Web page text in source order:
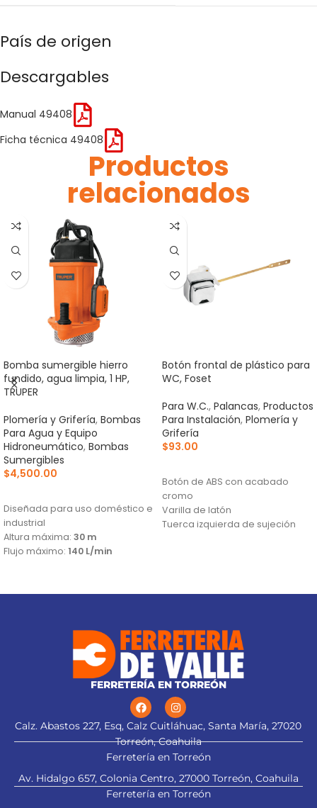
País de origen
Descargables
Manual 49408
Ficha técnica 49408
Productos
relacionados
Bomba sumergible hierro
fundido, agua limpia, 1 HP,
TRUPER
Plomería y Grifería, Bombas
Para Agua y Equipo
Hidroneumático, Bombas
Sumergibles
$4,500.00
Diseñada para uso doméstico e
industrial
Altura máxima: 30 m
Flujo máximo: 140 L/min
Botón frontal de plástico para
WC, Foset
Para W.C., Palancas, Productos
Para Instalación, Plomería y
Grifería
$93.00
Botón de ABS con acabado
cromo
Varilla de latón
Tuerca izquierda de sujeción
FERRETERÍA EN TORREÓN
Calz. Abastos 227, Esq, Calz Cuitláhuac, Santa María, 27020
Torreón, Coahuila
Ferretería en Torreón
Av. Hidalgo 657, Colonia Centro, 27000 Torreón, Coahuila
Ferretería en Torreón